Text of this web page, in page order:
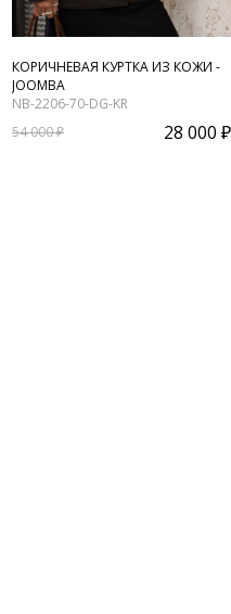
КОРИЧНЕВАЯ КУРТКА ИЗ КОЖИ -
JOOMBA
NB-2206-70-DG-KR
54 000 ₽
28 000 ₽